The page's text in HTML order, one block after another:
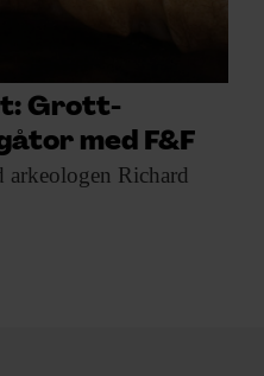
Grott­
med F&F
arkeologen Richard